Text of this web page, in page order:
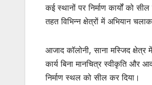
s
A
p
p
e
b
o
o
k
er
कई स्थानों पर निर्माण कार्यों को
तहत विभिन्न क्षेत्रों में अभियान
आजाद कॉलोनी, साना मस्जिद क्षेत्र
कार्य बिना मानचित्र स्वीकृति
निर्माण स्थल को सील कर दिया।